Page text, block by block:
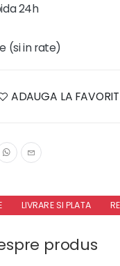
24h
(si in rate)
ADAUGA LA
LIVRARE SI PLATA
produs